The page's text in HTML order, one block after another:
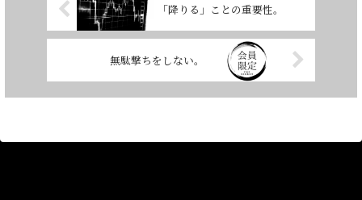
「降りる」ことの重要性。
無駄撃ちをしない。